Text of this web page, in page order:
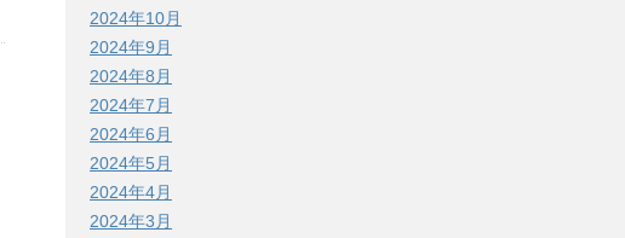
2024年10月
2024年9月
2024年8月
2024年7月
2024年6月
2024年5月
2024年4月
2024年3月